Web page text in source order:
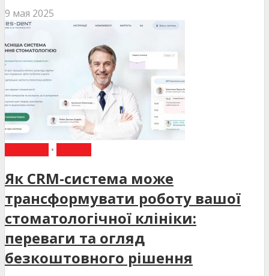
9 мая 2025
•
Як CRM-система може
трансформувати роботу вашої
стоматологічної клініки:
переваги та огляд
безкоштовного рішення